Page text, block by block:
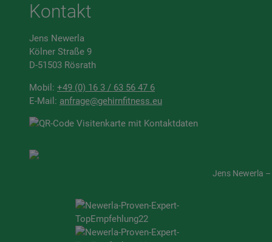
BRAUCHT
Kontakt
Jens Newerla
Kölner Straße 9
D-51503 Rösrath
Mobil: +49 (0) 16 3 / 63 56 47 6
E-Mail: anfrage@gehirnfitness.eu
Jens Newerla